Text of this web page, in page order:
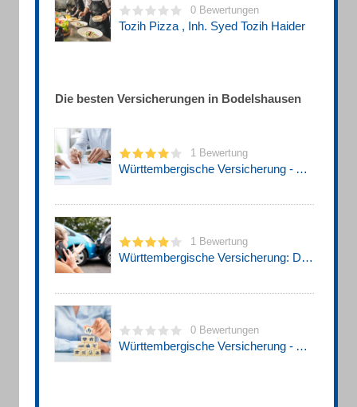
0 Bewertungen
Tozih Pizza , Inh. Syed Tozih Haider
Die besten Versicherungen in Bodelshausen
1 Bewertung
Württembergische Versicherung - Agentur Zeiher Versicherungsagentur
1 Bewertung
Württembergische Versicherung: Dirk Zeiher in Bodelshausen
0 Bewertungen
Württembergische Versicherung - Agentur Zeiher